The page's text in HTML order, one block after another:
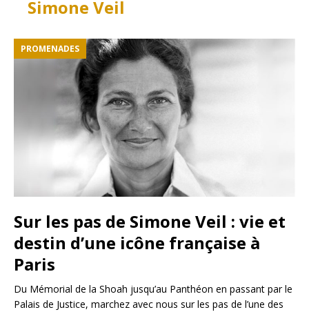
Simone Veil
PROMENADES
Sur les pas de Simone Veil : vie et
destin d’une icône française à
Paris
Du Mémorial de la Shoah jusqu’au Panthéon en passant par le
Palais de Justice, marchez avec nous sur les pas de l’une des